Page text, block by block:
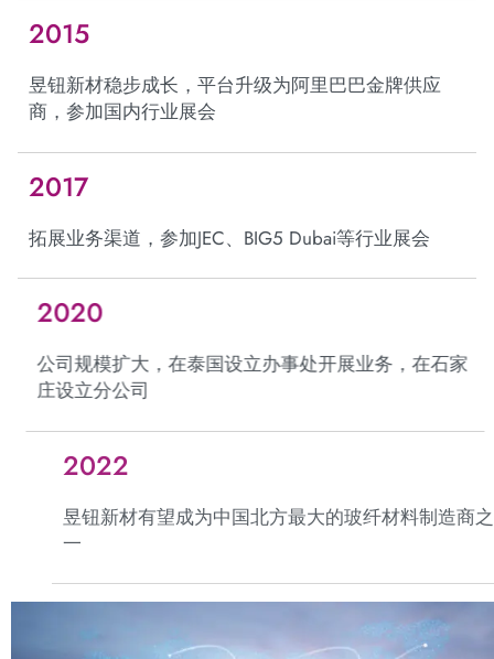
2015
昱钮新材稳步成长，平台升级为阿里巴巴金牌供应
商，参加国内行业展会
2017
拓展业务渠道，参加JEC、BIG5 Dubai等行业展会
2020
公司规模扩大，在泰国设立办事处开展业务，在石家
庄设立分公司
2022
昱钮新材有望成为中国北方最大的玻纤材料制造商之